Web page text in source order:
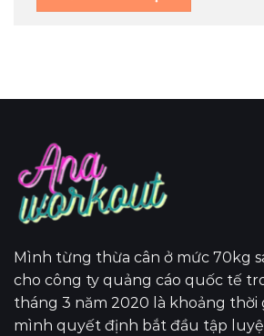
Mình từng thừa cân ở mức 70kg
cho công ty quảng cáo quốc tế
tháng 3 năm 2020 là khoảng thời
mình quyết định bắt đầu tập